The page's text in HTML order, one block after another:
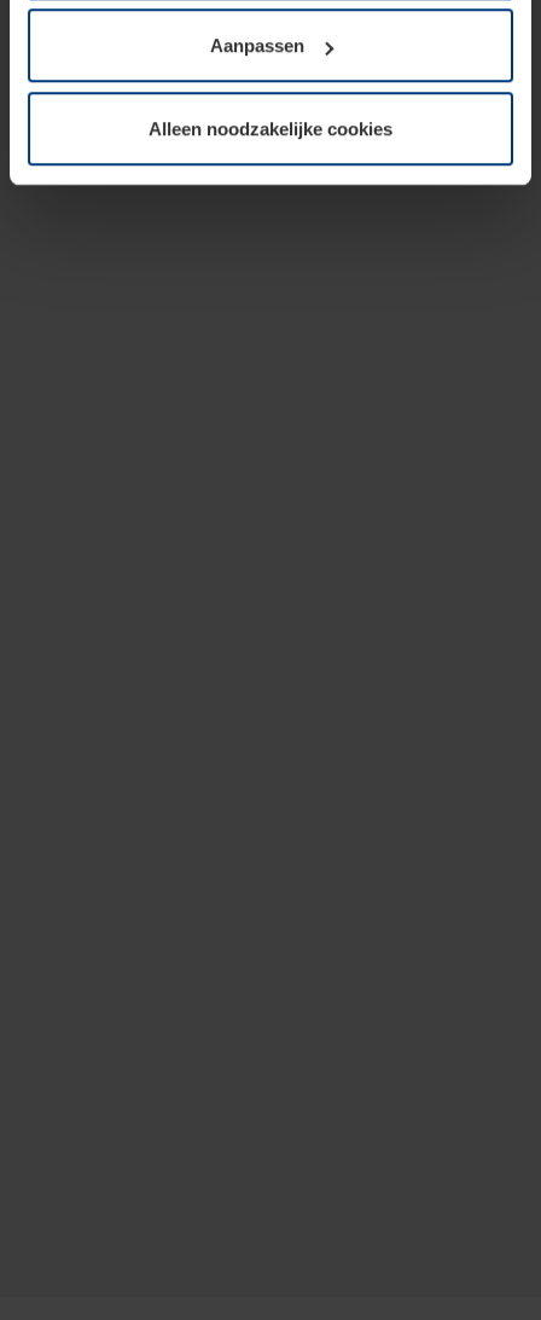
van deze pagina's absoluut vereist is. Voor alle andere
soorten cookies is uw toestemming benodigd. Uw
toestemming kunt u op elk moment bij de uitleg van de
wijzigen of herroepen.
Aanpassen
Alleen noodzakelijke cookies